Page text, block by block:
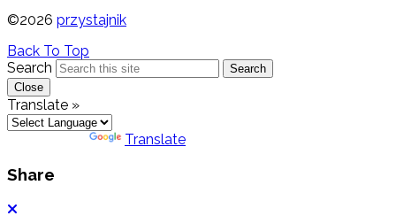
©2026 przystajnik
Back To Top
Search
Search
Close
Translate »
Translate
Share